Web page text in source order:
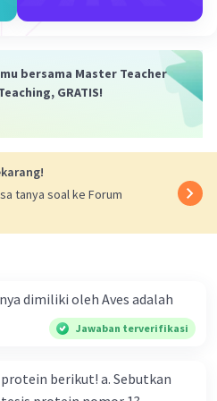
Protein mungkin
atau gugus protein lainnya yang
Level 92
melalui proses yang
yaitu:
genetik dalam DNA
bersama Master Teacher
GRATIS!
tanya soal ke Forum
dimiliki oleh Aves adalah
Jawaban terverifikasi
a. Sebutkan